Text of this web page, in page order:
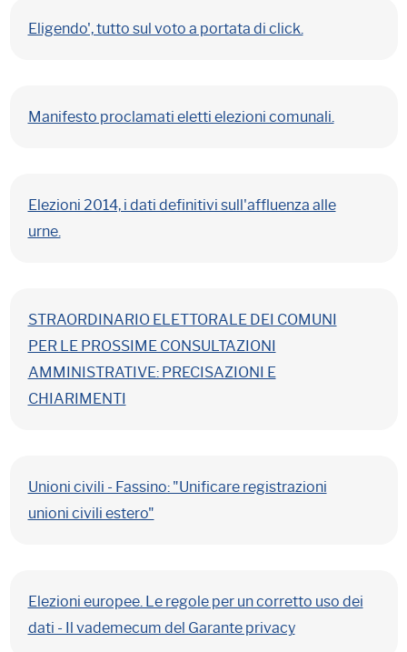
Eligendo', tutto sul voto a portata di click.
Manifesto proclamati eletti elezioni comunali.
Elezioni 2014, i dati definitivi sull'affluenza alle
urne.
STRAORDINARIO ELETTORALE DEI COMUNI
PER LE PROSSIME CONSULTAZIONI
AMMINISTRATIVE: PRECISAZIONI E
CHIARIMENTI
Unioni civili - Fassino: "Unificare registrazioni
unioni civili estero"
Elezioni europee. Le regole per un corretto uso dei
dati - Il vademecum del Garante privacy